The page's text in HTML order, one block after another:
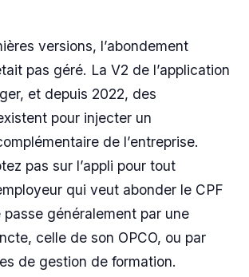
versions, l’abondement
pas géré. La V2 de l’application
et depuis 2022, des
pour injecter un
de l’entreprise.
pas sur l’appli pour tout
qui veut abonder le CPF
passe généralement par une
celle de son OPCO, ou par
de gestion de formation.